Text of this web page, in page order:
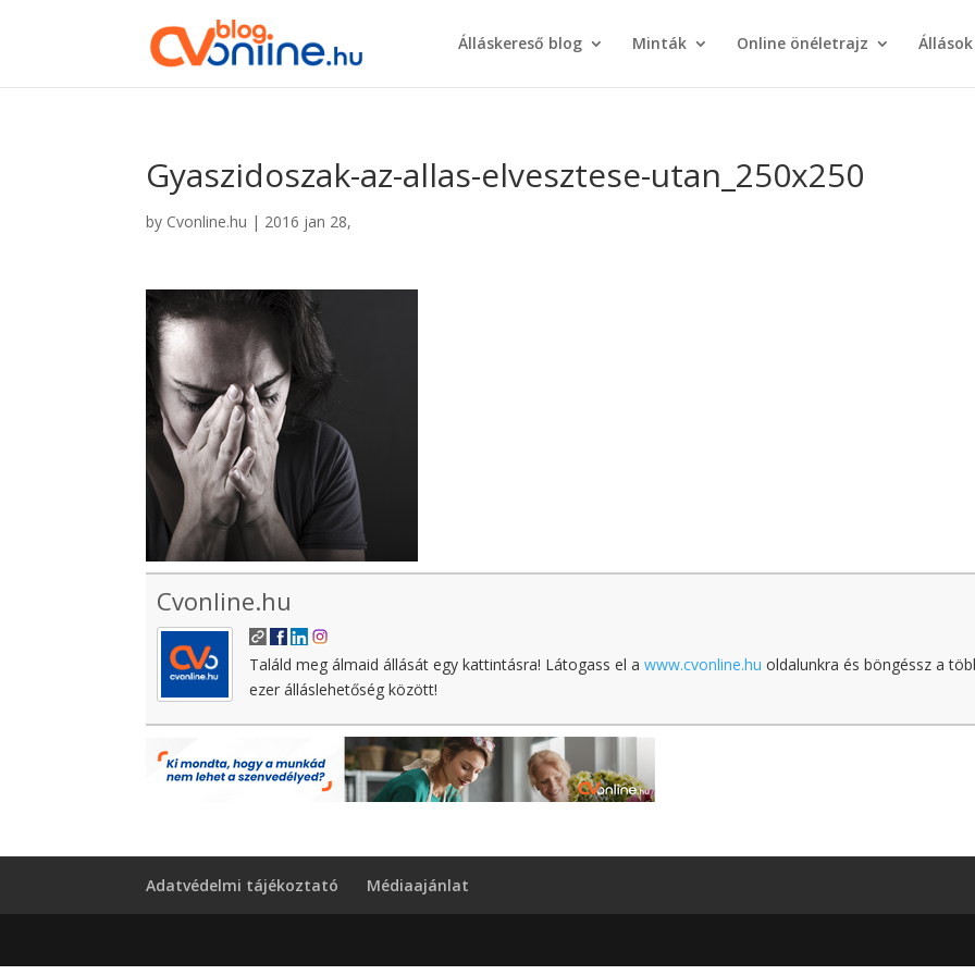
Álláskereső blog Minták Online önéletrajz Állások
Gyaszidoszak-az-allas-elvesztese-utan_250x250
by Cvonline.hu | 2016 jan 28,
Cvonline.hu
Találd meg álmaid állását egy kattintásra! Látogass el awww.cvonline.hu oldalunkra és böngéssz a
ezer álláslehetőség között!
Adatvédelmi tájékoztató Médiaajánlat